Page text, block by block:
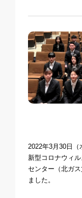
2022年3月30日（
新型コロナウィ
センター（北ガ
ました。